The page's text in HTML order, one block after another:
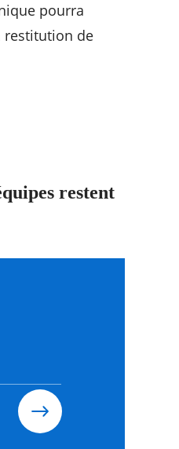
pourra
restitution de
restent